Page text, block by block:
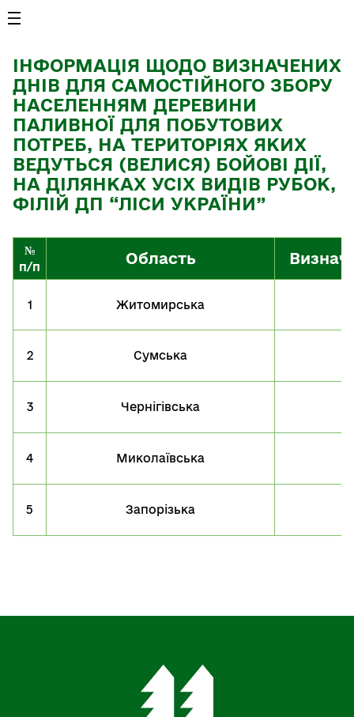
ІНФОРМАЦІЯ ЩОДО ВИЗНАЧЕНИХ
ДНІВ ДЛЯ САМОСТІЙНОГО ЗБОРУ
НАСЕЛЕННЯМ ДЕРЕВИНИ
ПАЛИВНОЇ ДЛЯ ПОБУТОВИХ
ПОТРЕБ, НА ТЕРИТОРІЯХ ЯКИХ
ВЕДУТЬСЯ (ВЕЛИСЯ) БОЙОВІ ДІЇ,
НА ДІЛЯНКАХ УСІХ ВИДІВ РУБОК,
ФІЛІЙ ДП “ЛІСИ УКРАЇНИ”
№
п/п
Область
1 Житомирська
2 Сумська
3 Чернігівська
4 Миколаївська
5 Запорізька